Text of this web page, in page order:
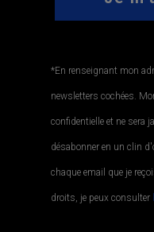
*En renseignant mon
newsletters cochées.
confidentielle et ne sera
désabonner en un clin
chaque email que je
droits, je peux consulter